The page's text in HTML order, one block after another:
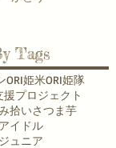
Tags
ORI姫米ORI姫隊
援プロジェクト
拾いさつま芋
アイドル
ジュニア